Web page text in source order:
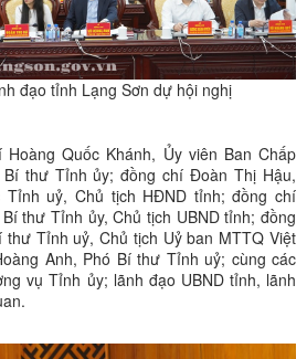
đạo tỉnh Lạng Sơn dự hội nghị
Quốc Khánh, Ủy viên Ban Chấp
thư Tỉnh ủy; đồng chí Đoàn Thị Hậu,
uỷ, Chủ tịch HĐND tỉnh; đồng chí
thư Tỉnh ủy, Chủ tịch UBND tỉnh; đồng
Tỉnh uỷ, Chủ tịch Uỷ ban MTTQ Việt
Anh, Phó Bí thư Tỉnh uỷ; cùng các
vụ Tỉnh ủy; lãnh đạo UBND tỉnh, lãnh